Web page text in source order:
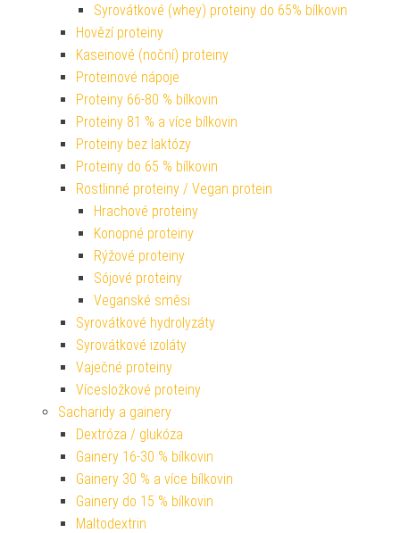
Syrovátkové (whey) proteiny do 65% bílkovin
Hovězí proteiny
Kaseinové (noční) proteiny
Proteinové nápoje
Proteiny 66-80 % bílkovin
Proteiny 81 % a více bílkovin
Proteiny bez laktózy
Proteiny do 65 % bílkovin
Rostlinné proteiny / Vegan protein
Hrachové proteiny
Konopné proteiny
Rýžové proteiny
Sójové proteiny
Veganské směsi
Syrovátkové hydrolyzáty
Syrovátkové izoláty
Vaječné proteiny
Vícesložkové proteiny
Sacharidy a gainery
Dextróza / glukóza
Gainery 16-30 % bílkovin
Gainery 30 % a více bílkovin
Gainery do 15 % bílkovin
Maltodextrin